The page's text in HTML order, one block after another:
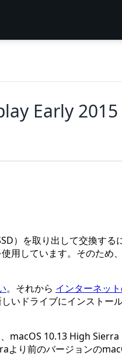
Early 2015
）を取り出して交換する
使用しています。そのため
。それから インターネッ
いドライブにインストー
macOS 10.13 High
より前のバージョンの